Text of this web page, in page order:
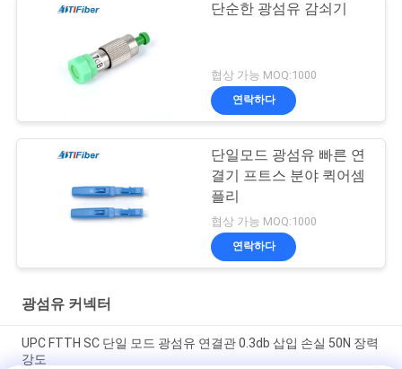
단순한 광섬유 감쇠기
협상 가능 MOQ:1000
연락하다
단일모드 광섬유 빠른 연
결기 프트스 분야 퀵어셈
플리
협상 가능 MOQ:1000
연락하다
광섬유 커넥터
UPC FTTH SC 단일 모드 광섬유 연결관 0.3db 삽입 손실 50N 장력
강도